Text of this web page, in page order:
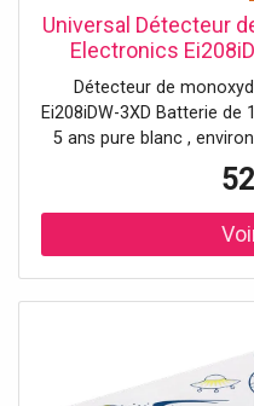
Universal Détecteur
Electronics
Détecteur de
Ei208iDW-3XD Batterie
5 ans pure blanc ,